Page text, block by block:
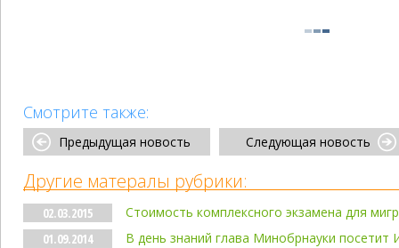
Смотрите также:
Предыдущая новость Следующая новость
Другие матералы рубрики:
02.03.2015
Стоимость комплексного экзамена для
01.09.2014
В день знаний глава Минобрнауки посетит